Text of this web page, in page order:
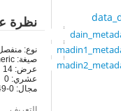
نظرة
نوع:
صيغة: numeric
عرض: 14
عشري: 0
مجال: 0-20849